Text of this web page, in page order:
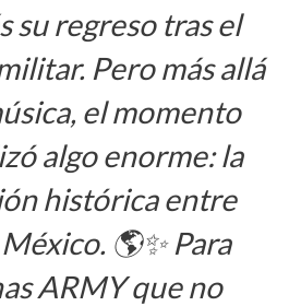
su regreso tras el
Pero más allá
el momento
algo enorme: la
histórica entre
🌎✨ Para
ARMY que no